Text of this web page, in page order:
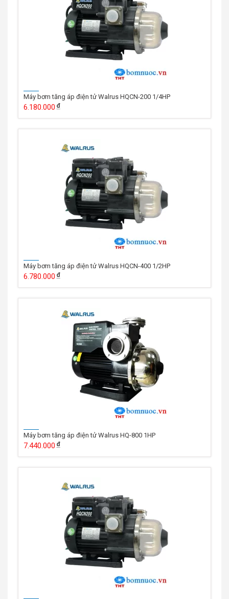
Máy bơm tăng áp điện tử Walrus HQCN-200 1/4HP
6.180.000
Máy bơm tăng áp điện tử Walrus HQCN-400 1/2HP
6.780.000
Máy bơm tăng áp điện tử Walrus HQ-800 1HP
7.440.000